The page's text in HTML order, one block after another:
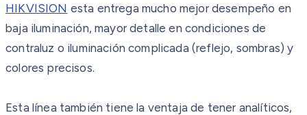
HIKVISION esta entrega mucho mejor desempeño en
baja iluminación, mayor detalle en condiciones de
contraluz o iluminación complicada (reflejo, sombras) y
colores precisos.
Esta línea también tiene la ventaja de tener analíticos,